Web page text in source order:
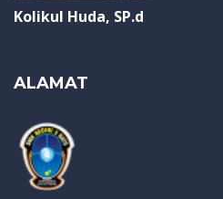
Kolikul Huda, SP.d
ALAMAT